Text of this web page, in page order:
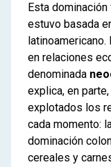
Esta
estuvo basada
latinoamericano.
en relaciones
denominada
explica, en
explotados los
cada momento:
dominación
cereales y